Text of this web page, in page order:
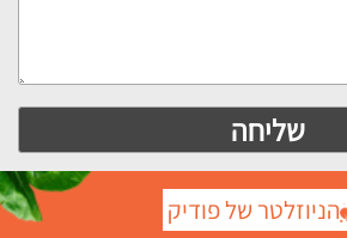
הניוזלטר של פודיק